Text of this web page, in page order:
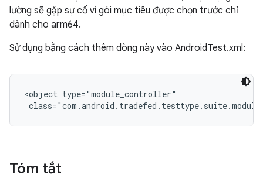
lường sẽ gặp sự cố vì gói mục tiêu được chọn trước chỉ
dành cho arm64.
Sử dụng bằng cách thêm dòng này vào AndroidTest.xml:
<object type="module_controller"
Tóm tắt